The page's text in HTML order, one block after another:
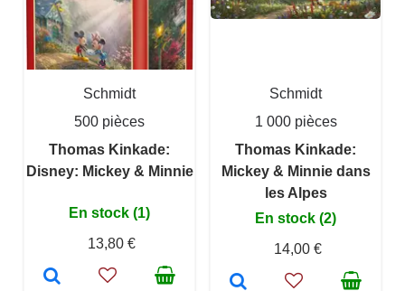
Schmidt
500 pièces
Thomas Kinkade:
Disney: Mickey & Minnie
En stock (1)
13,80 €
Schmidt
1 000 pièces
Thomas Kinkade:
Mickey & Minnie dans
les Alpes
En stock (2)
14,00 €